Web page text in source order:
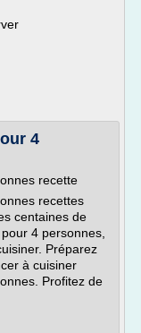
4
recette
recettes
centaines de
4 personnes,
Préparez
à cuisiner
Profitez de